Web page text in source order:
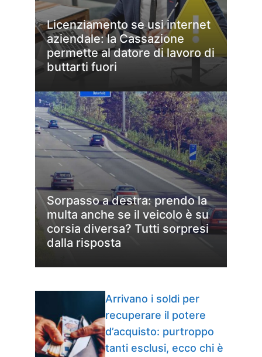
Licenziamento se usi internet
aziendale: la Cassazione
permette al datore di lavoro di
buttarti fuori
Sorpasso a destra: prendo la
multa anche se il veicolo è su
corsia diversa? Tutti sorpresi
dalla risposta
Arrivano i soldi per
recuperare il potere
d’acquisto: purtroppo
tanti esclusi, ecco chi è